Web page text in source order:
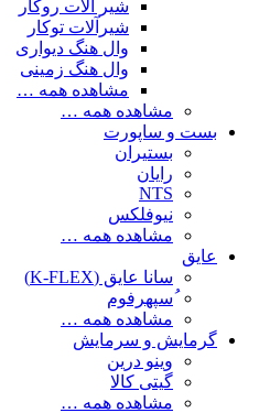
شیر آلات روکار
شیرآلات توکار
وال هنگ دیواری
وال هنگ زمینی
مشاهده همه …
مشاهده همه …
بست و ساپورت
بستیران
رایان
NTS
نیوفلکس
مشاهده همه …
عایق
سانا عایق (K-FLEX)
ُسپهرفوم
مشاهده همه …
گرمایش و سرمایش
وینو درین
گیتی کالا
مشاهده همه …